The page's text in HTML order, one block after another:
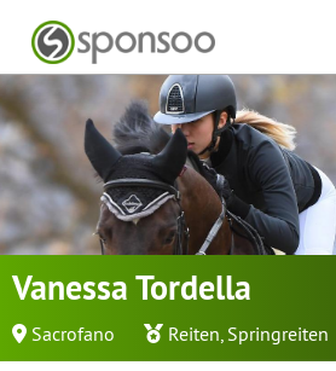
Vanessa Tordella
Sacrofano Reiten, Springreiten